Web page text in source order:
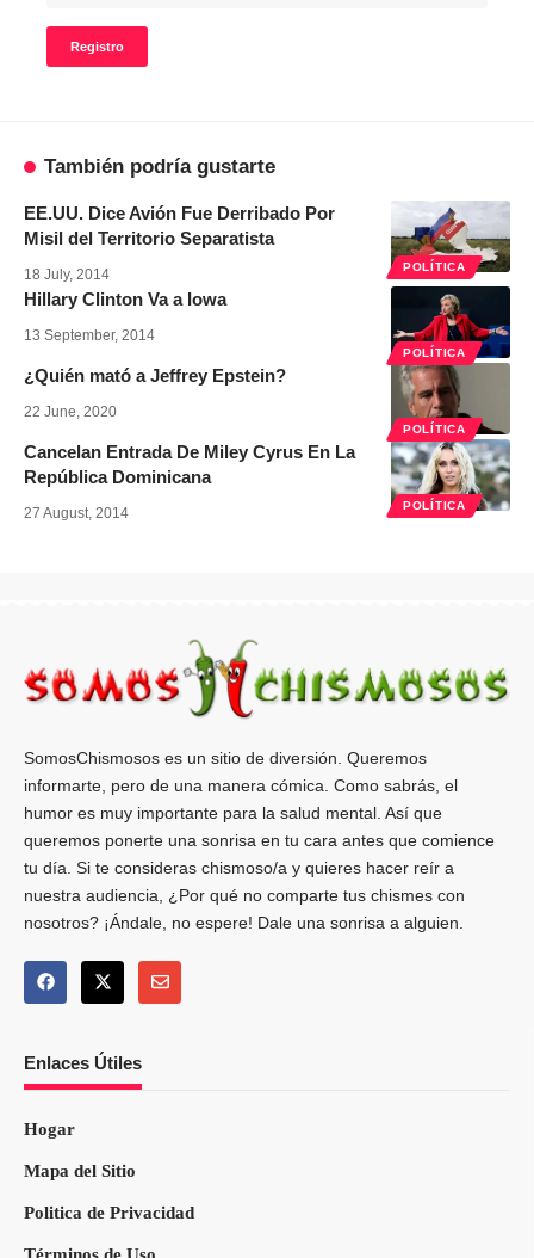
También podría gustarte
POLÍTICA
EE.UU. Dice Avión Fue Derribado Por
Misil del Territorio Separatista
18 July, 2014
POLÍTICA
Hillary Clinton Va a Iowa
13 September, 2014
POLÍTICA
¿Quién mató a Jeffrey Epstein?
22 June, 2020
POLÍTICA
Cancelan Entrada De Miley Cyrus En La
República Dominicana
27 August, 2014
SomosChismosos es un sitio de diversión. Queremos
informarte, pero de una manera cómica. Como sabrás, el
humor es muy importante para la salud mental. Así que
queremos ponerte una sonrisa en tu cara antes que comience
tu día. Si te consideras chismoso/a y quieres hacer reír a
nuestra audiencia, ¿Por qué no comparte tus chismes con
nosotros? ¡Ándale, no espere! Dale una sonrisa a alguien.
Enlaces Útiles
Hogar
Mapa del Sitio
Politica de Privacidad
Términos de Uso